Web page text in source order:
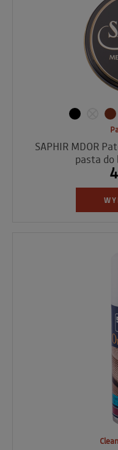
SAPHIR MDOR
pasta do